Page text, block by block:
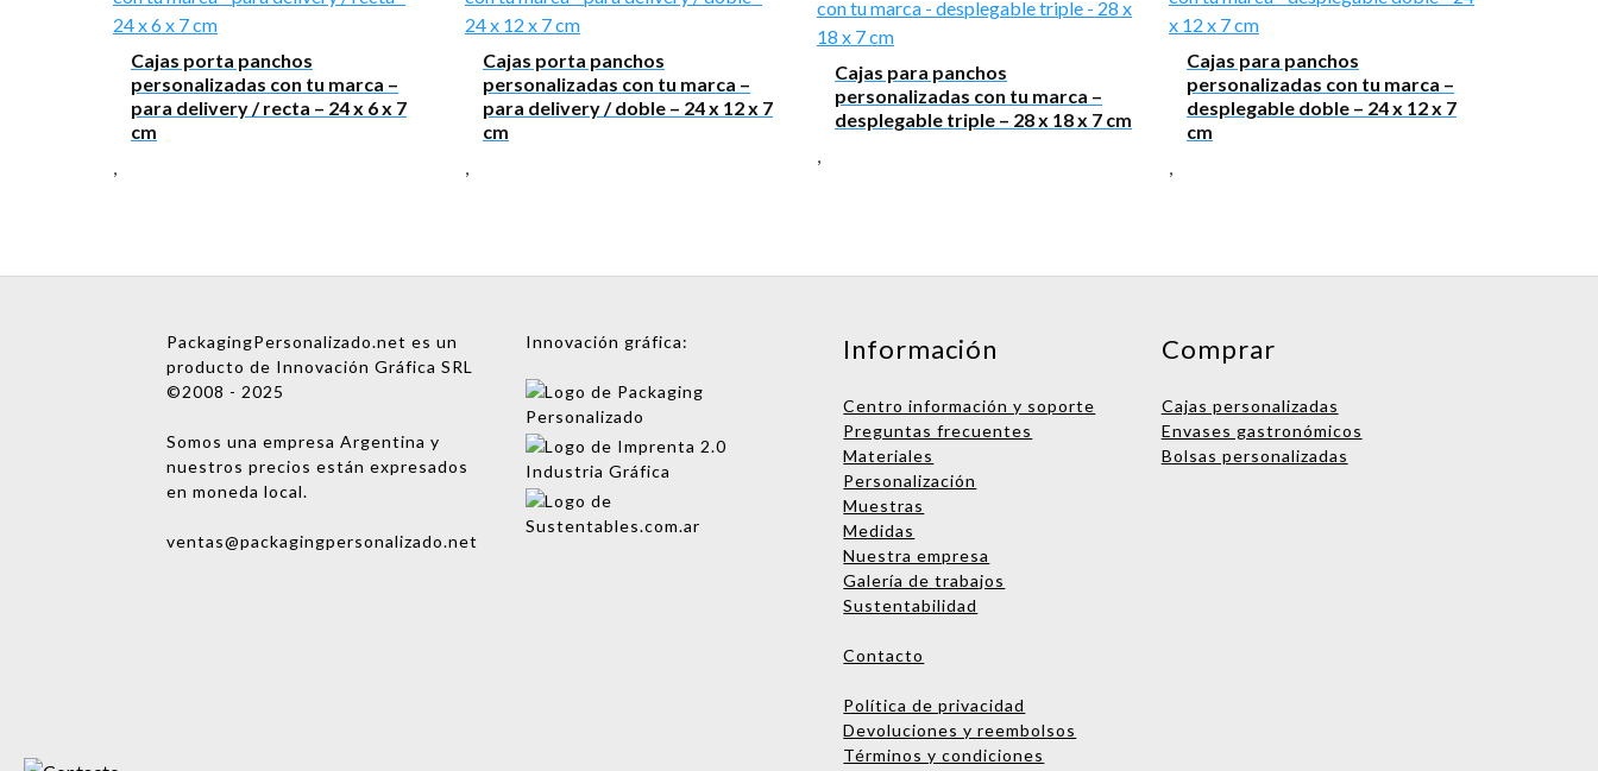
Cajas porta panchos
personalizadas con tu marca –
para delivery / recta – 24 x 6 x 7
cm
,
Cajas porta panchos
personalizadas con tu marca –
para delivery / doble – 24 x 12 x 7
cm
,
Cajas para panchos
personalizadas con tu marca –
desplegable triple – 28 x 18 x 7 cm
,
Cajas para panchos
personalizadas con tu marca –
desplegable doble – 24 x 12 x 7
cm
,
PackagingPersonalizado.net es un
producto de Innovación Gráfica SRL
©2008 - 2025
Somos una empresa Argentina y
nuestros precios están expresados
en moneda local.
ventas@packagingpersonalizado.net
Innovación gráfica: Información
Centro información y soporte
Preguntas frecuentes
Materiales
Personalización
Muestras
Medidas
Nuestra empresa
Galería de trabajos
Sustentabilidad
Contacto
Política de privacidad
Devoluciones y reembolsos
Términos y condiciones
Comprar
Cajas personalizadas
Envases gastronómicos
Bolsas personalizadas
Mensaje
Enviar consulta